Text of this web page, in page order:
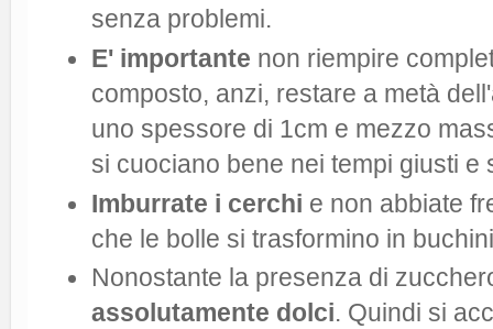
senza problemi.
E' importante non riempire
composto, anzi, restare a metà
uno spessore di 1cm e mezzo
si cuociano bene nei tempi giusti e
Imburrate i cerchi e non abbiate
che le bolle si trasformino in
Nonostante la presenza di
assolutamente dolci. Quindi si